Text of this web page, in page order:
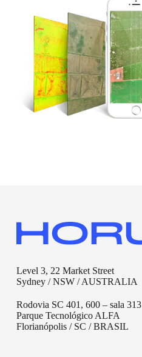
Level 3, 22 Market Street
Sydney / NSW / AUSTRALIA
Rodovia SC 401, 600 – sala 313
Parque Tecnológico ALFA
Florianópolis / SC / BRASIL